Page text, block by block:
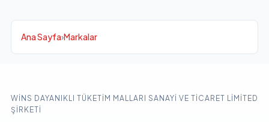
Ana Sayfa›Markalar
WINS DAYANIKLI TÜKETIM MALLARI SANAYI VE TICARET LIMITED
ŞIRKETI